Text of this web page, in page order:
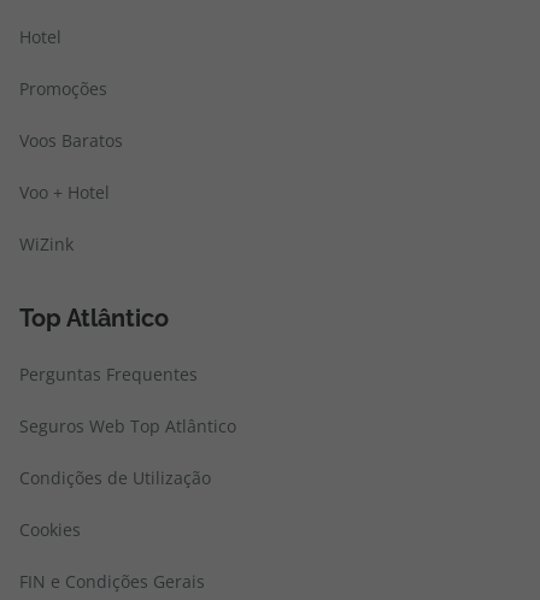
Hotel
Promoções
Voos Baratos
Voo + Hotel
WiZink
Top Atlântico
Perguntas Frequentes
Seguros Web Top Atlântico
Condições de Utilização
Cookies
FIN e Condições Gerais